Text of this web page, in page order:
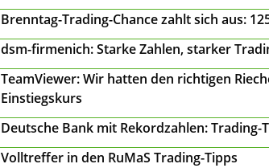
Brenntag-Trading-Chance zahlt sich aus:
dsm-firmenich: Starke Zahlen, starker
TeamViewer: Wir hatten den richtigen
Einstiegskurs
Deutsche Bank mit Rekordzahlen: Trading-
Volltreffer in den RuMaS Trading-Tipps